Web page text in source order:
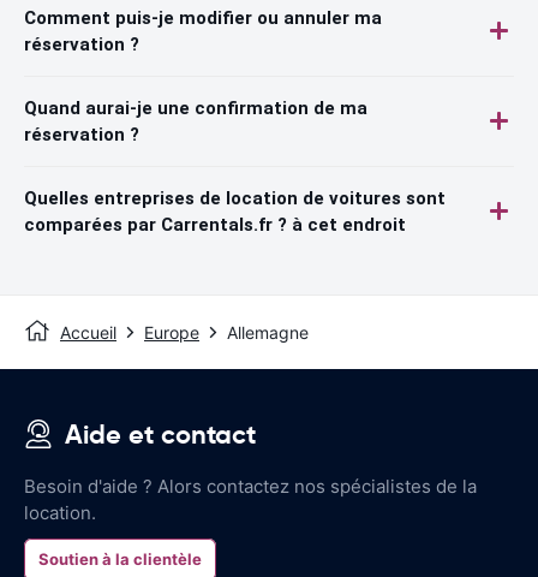
Comment puis-je modifier ou annuler ma
réservation ?
Quand aurai-je une confirmation de ma
réservation ?
Quelles entreprises de location de voitures sont
comparées par Carrentals.fr ? à cet endroit
Accueil Europe Allemagne
Aide et contact
Besoin d'aide ? Alors contactez nos spécialistes de la
location.
Soutien à la clientèle